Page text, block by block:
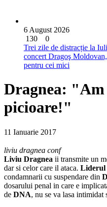
6 August 2026
130
0
Trei zile de distracție la
concert Dragoş
pentru cei mici
Dragnea: "Am
picioare!"
11 Ianuarie 2017
liviu dragnea conf
Liviu Dragnea ii transmite un
dar si celor care il ataca. Liderul
condamnarii cu suspendare din
dosarului penal in care e
de DNA, nu se va lasa intimidat